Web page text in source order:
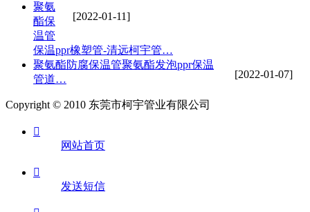
[2022-01-11]
聚氨
酯保
温管
保温ppr橡塑管-清远柯宇管…
[2022-01-07]
聚氨酯防腐保温管聚氨酯发泡ppr保温
管道…
Copyright © 2010 东莞市柯宇管业有限公司

网站首页

发送短信